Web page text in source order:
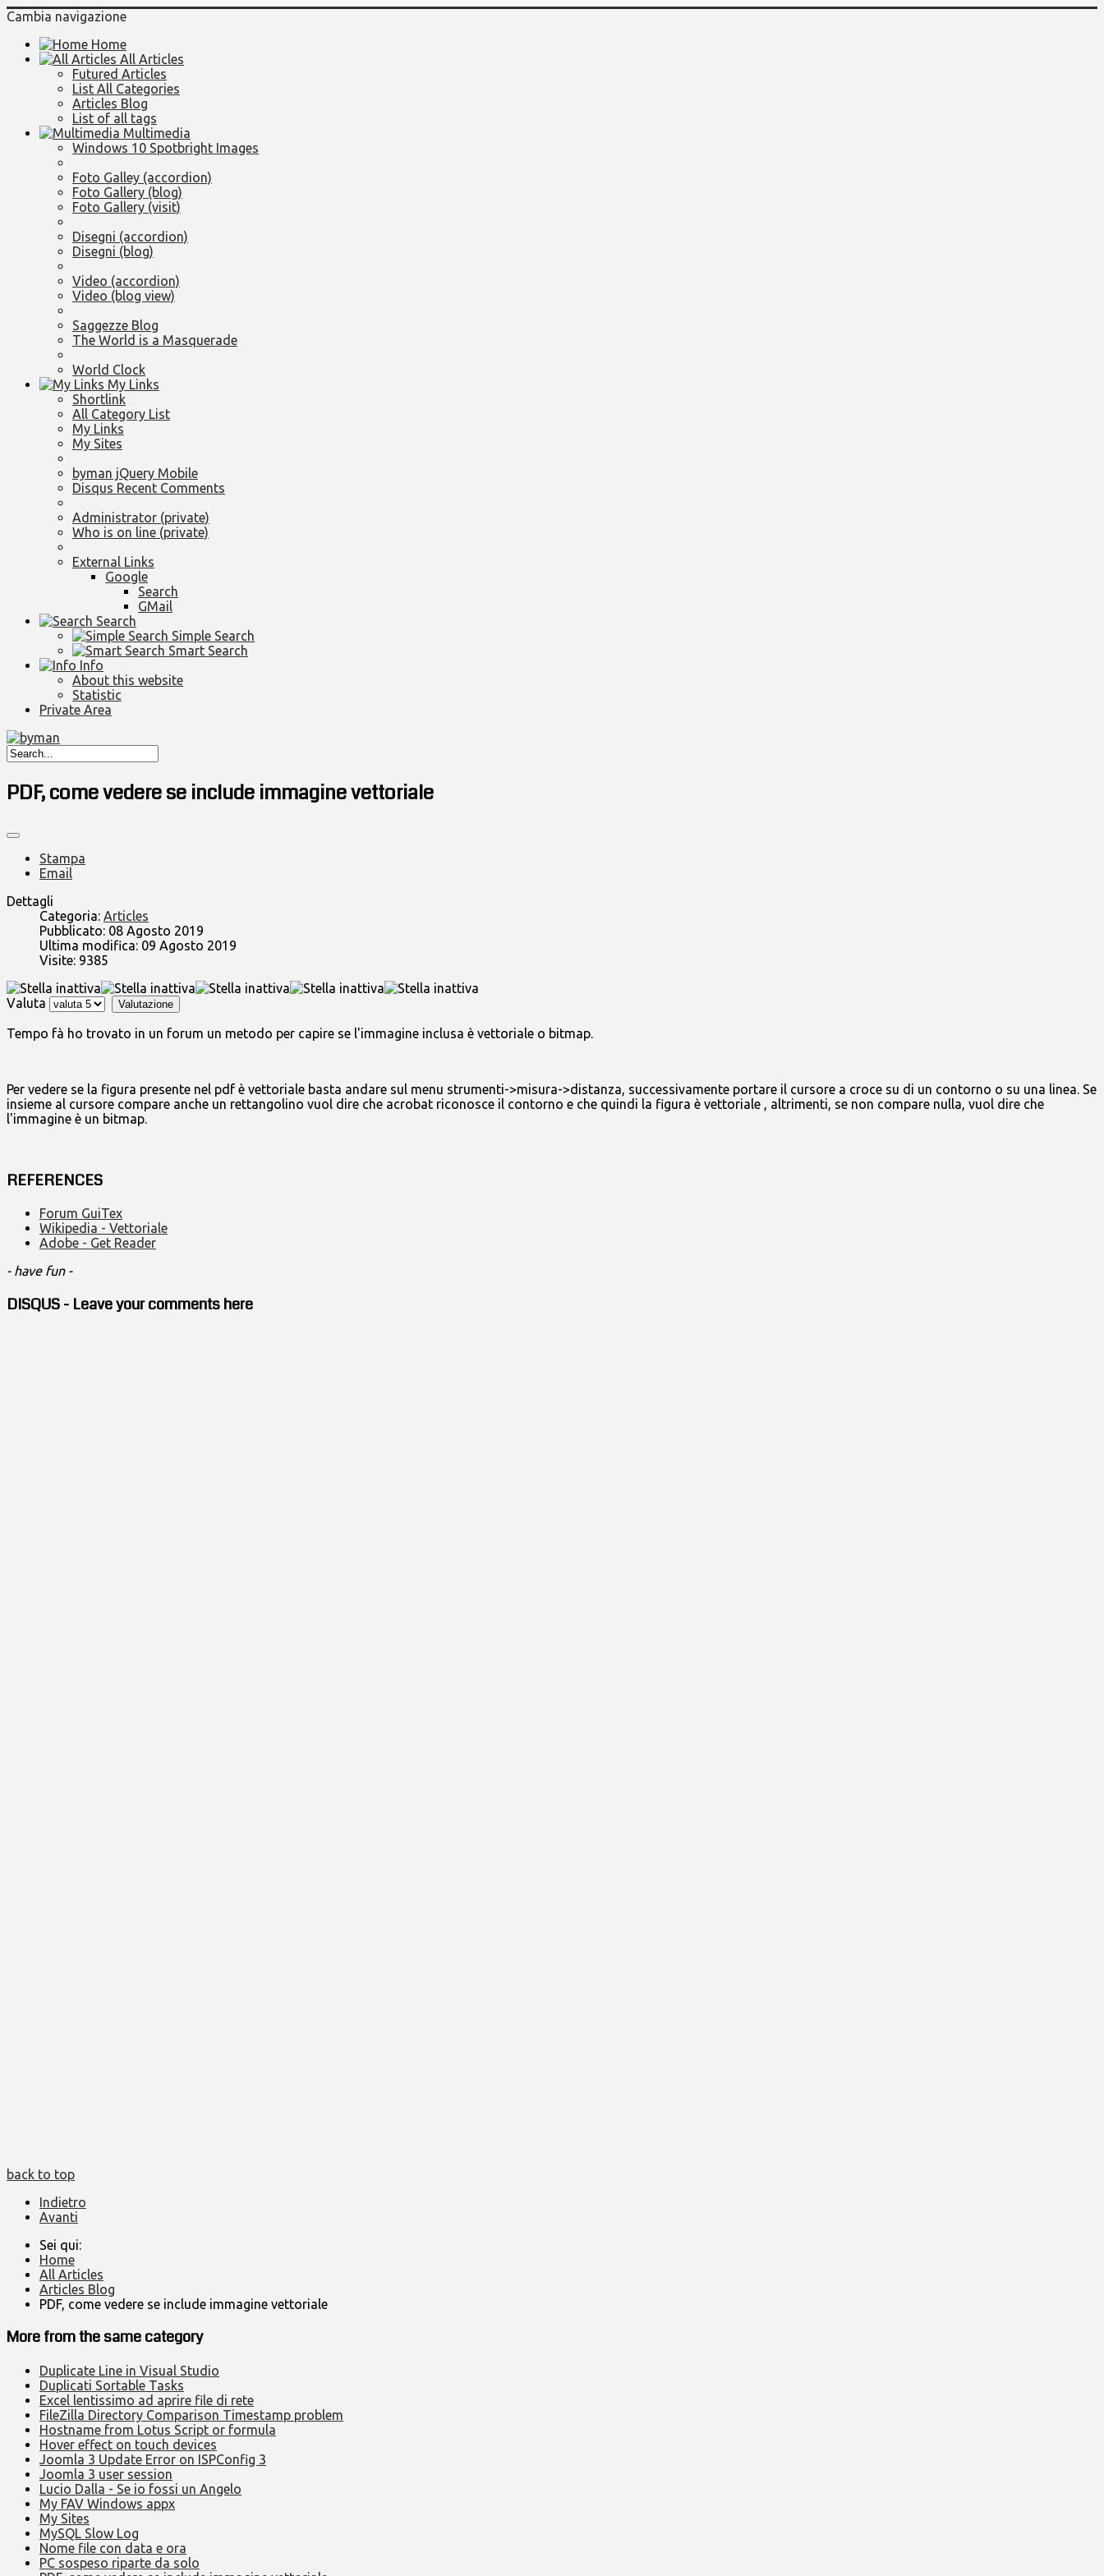
Cambia navigazione
Home
All Articles
Futured Articles
List All Categories
Articles Blog
List of all tags
Multimedia
Windows 10 Spotbright Images
Foto Galley (accordion)
Foto Gallery (blog)
Foto Gallery (visit)
Disegni (accordion)
Disegni (blog)
Video (accordion)
Video (blog view)
Saggezze Blog
The World is a Masquerade
World Clock
My Links
Shortlink
All Category List
My Links
My Sites
byman jQuery Mobile
Disqus Recent Comments
Administrator (private)
Who is on line (private)
External Links
Google
Search
GMail
Search
Simple Search
Smart Search
Info
About this website
Statistic
Private Area
PDF, come vedere se include immagine vettoriale
Stampa
Email
Dettagli
Categoria: Articles
Pubblicato: 08 Agosto 2019
Ultima modifica: 09 Agosto 2019
Visite: 9385
Valuta
Tempo fà ho trovato in un forum un metodo per capire se l'immagine inclusa è vettoriale o bitmap.
Per vedere se la figura presente nel pdf è vettoriale basta andare sul menu strumenti->misura->distanza, successivamente portare il cursore a croce su di un contorno o su una linea. Se
insieme al cursore compare anche un rettangolino vuol dire che acrobat riconosce il contorno e che quindi la figura è vettoriale , altrimenti, se non compare nulla, vuol dire che
l'immagine è un bitmap.
REFERENCES
Forum GuiTex
Wikipedia - Vettoriale
Adobe - Get Reader
- have fun -
DISQUS - Leave your comments here
back to top
Indietro
Avanti
Sei qui:
Home
All Articles
Articles Blog
PDF, come vedere se include immagine vettoriale
More from the same category
Duplicate Line in Visual Studio
Duplicati Sortable Tasks
Excel lentissimo ad aprire file di rete
FileZilla Directory Comparison Timestamp problem
Hostname from Lotus Script or formula
Hover effect on touch devices
Joomla 3 Update Error on ISPConfig 3
Joomla 3 user session
Lucio Dalla - Se io fossi un Angelo
My FAV Windows appx
My Sites
MySQL Slow Log
Nome file con data e ora
PC sospeso riparte da solo